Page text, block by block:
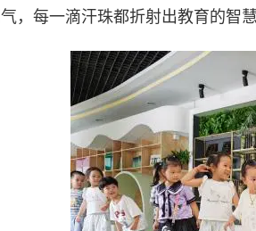
，每一滴汗珠都折射出教育的智慧